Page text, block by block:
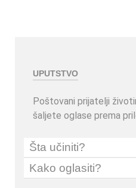
UPUTSTVO
Poštovani prijatelji
šaljete oglase prema
Šta učiniti?
Kako oglasiti?